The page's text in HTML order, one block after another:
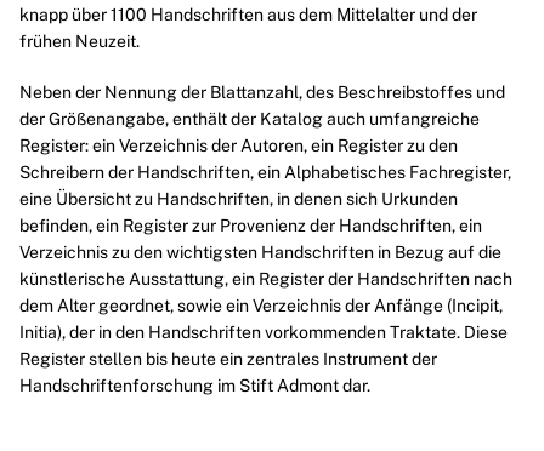
knapp über 1100 Handschriften aus dem Mittelalter und der
frühen Neuzeit.
Neben der Nennung der Blattanzahl, des Beschreibstoffes und
der Größenangabe, enthält der Katalog auch umfangreiche
Register: ein Verzeichnis der Autoren, ein Register zu den
Schreibern der Handschriften, ein Alphabetisches Fachregister,
eine Übersicht zu Handschriften, in denen sich Urkunden
befinden, ein Register zur Provenienz der Handschriften, ein
Verzeichnis zu den wichtigsten Handschriften in Bezug auf die
künstlerische Ausstattung, ein Register der Handschriften nach
dem Alter geordnet, sowie ein Verzeichnis der Anfänge (Incipit,
Initia), der in den Handschriften vorkommenden Traktate. Diese
Register stellen bis heute ein zentrales Instrument der
Handschriftenforschung im Stift Admont dar.